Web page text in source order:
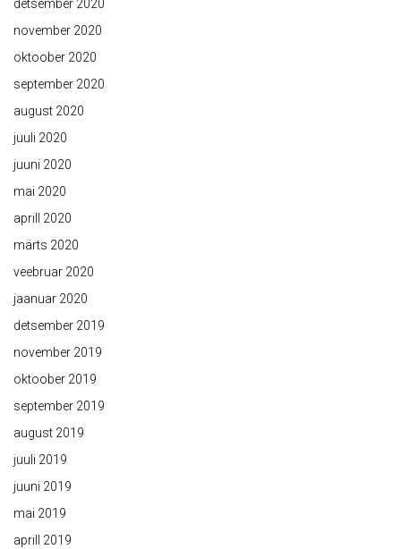
detsember 2020
november 2020
oktoober 2020
september 2020
august 2020
juuli 2020
juuni 2020
mai 2020
aprill 2020
märts 2020
veebruar 2020
jaanuar 2020
detsember 2019
november 2019
oktoober 2019
september 2019
august 2019
juuli 2019
juuni 2019
mai 2019
aprill 2019